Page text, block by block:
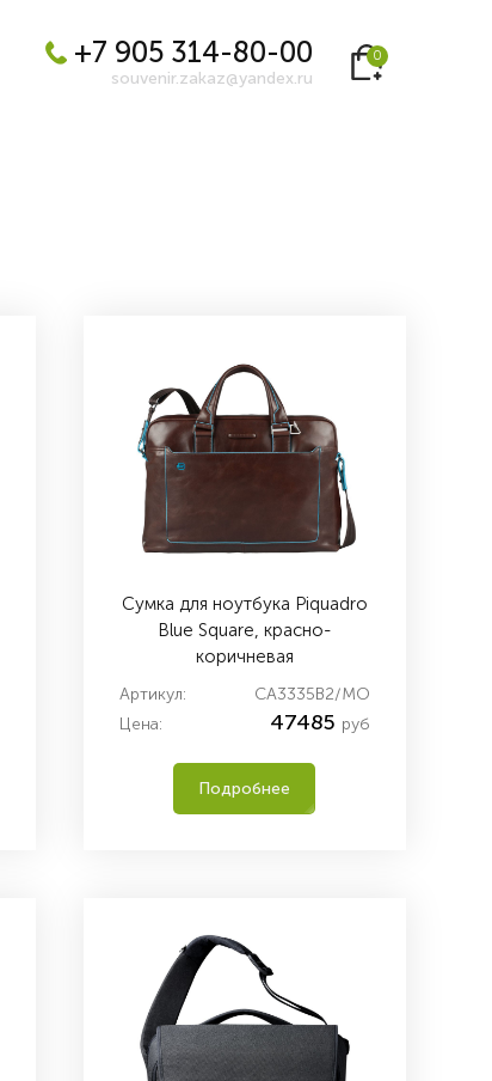
+7 905 314-80-00
souvenir.zakaz@yandex.ru
0
Сумка для ноутбука Piquadro
Blue Square, красно-
коричневая
Артикул:
CA3335B2/MO
Цена:
47485 руб
Подробнее